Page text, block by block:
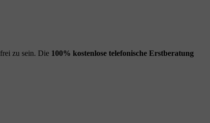
zu sein. Die 100% kostenlose telefonische Erstberatung